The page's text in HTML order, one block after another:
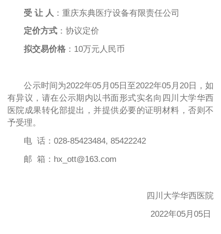
受 让 人 ：重庆东典医疗设备有限责任公司
定价方式 ：协议定价
拟交易价格 ：10万元人民币
公示时间为2022年05月05日至2022年05月20日，如
有异议，请在公示期内以书面形式实名向四川大学华西
医院成果转化部提出，并提供必要的证明材料，否则不
予受理。
电 话：028-85423484, 85422242
邮 箱：hx_ott@163.com
四川大学华西医院
2022年05月05日